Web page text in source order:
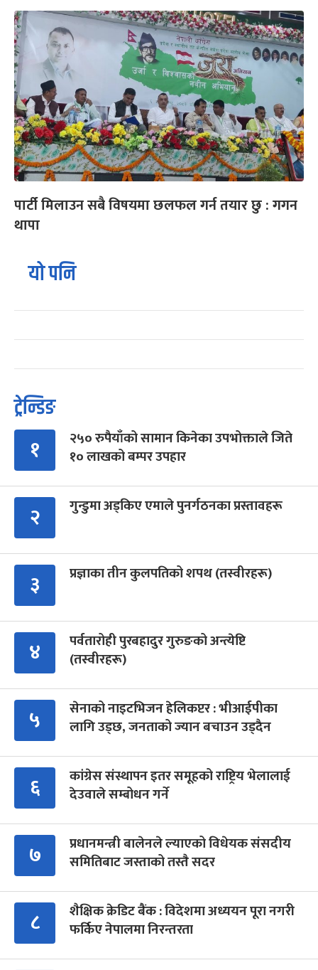
पार्टी मिलाउन सबै विषयमा छलफल गर्न तयार छु : गगन
थापा
यो पनि
ट्रेन्डिङ
१
२५० रुपैयाँको सामान किनेका उपभोक्ताले जिते
१० लाखको बम्पर उपहार
२ गुन्डुमा अड्किए एमाले पुनर्गठनका प्रस्तावहरू
३ प्रज्ञाका तीन कुलपतिको शपथ (तस्वीरहरू)
४
पर्वतारोही पुरबहादुर गुरुङको अन्त्येष्टि
(तस्वीरहरू)
५
सेनाको नाइटभिजन हेलिकप्टर : भीआईपीका
लागि उड्छ, जनताको ज्यान बचाउन उड्दैन
६
कांग्रेस संस्थापन इतर समूहको राष्ट्रिय भेलालाई
देउवाले सम्बोधन गर्ने
७
प्रधानमन्त्री बालेनले ल्याएको विधेयक संसदीय
समितिबाट जस्ताको तस्तै सदर
८
शैक्षिक क्रेडिट बैंक : विदेशमा अध्ययन पूरा नगरी
फर्किए नेपालमा निरन्तरता